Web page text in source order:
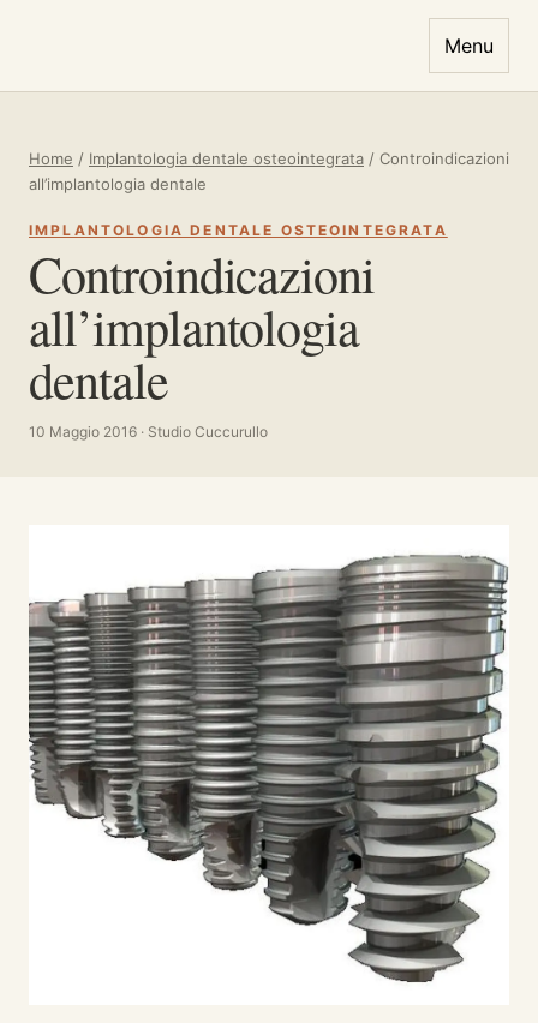
Menu
Home / Implantologia dentale osteointegrata / Controindicazioni
all’implantologia dentale
IMPLANTOLOGIA DENTALE OSTEOINTEGRATA
Controindicazioni
all’implantologia
dentale
10 Maggio 2016 · Studio Cuccurullo